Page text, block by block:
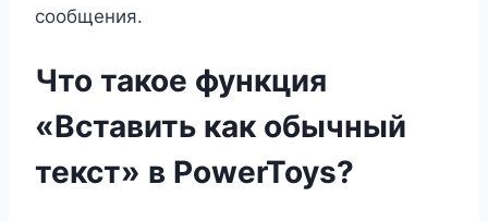
сообщения.
Что такое функция
«Вставить как обычный
текст» в PowerToys?